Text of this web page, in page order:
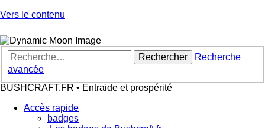
Vers le contenu
Rechercher
Recherche
avancée
BUSHCRAFT.FR • Entraide et prospérité
Accès rapide
badges